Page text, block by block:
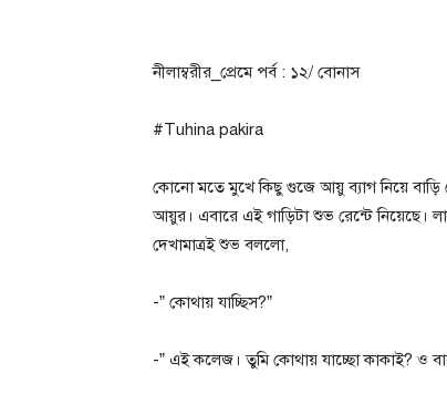
নীলাম্বরীর_প্রেমে পর্ব : ১২/ বোনাস
#Tuhina pakira
কোনো মতে মুখে কিছু গুজে আয়ু ব্যাগ নিয়ে
আয়ুর। এবারে এই গাড়িটা শুভ রেন্টে নিয়েছে।
দেখামাত্রই শুভ বললো,
-” কোথায় যাচ্ছিস?”
-” এই কলেজ। তুমি কোথায় যাচ্ছো কাকাই? ও